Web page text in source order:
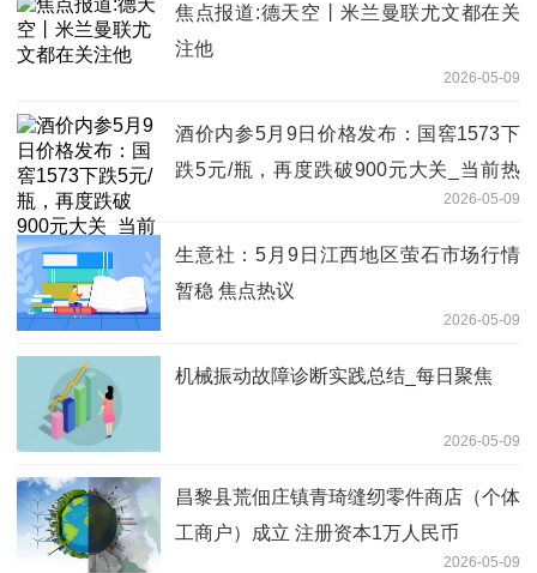
焦点报道:德天空丨米兰曼联尤文都在关
注他
2026-05-09
酒价内参5月9日价格发布：国窖1573下
跌5元/瓶，再度跌破900元大关_当前热
2026-05-09
生意社：5月9日江西地区萤石市场行情
暂稳 焦点热议
2026-05-09
机械振动故障诊断实践总结_每日聚焦
2026-05-09
昌黎县荒佃庄镇青琦缝纫零件商店（个体
工商户）成立 注册资本1万人民币
2026-05-09